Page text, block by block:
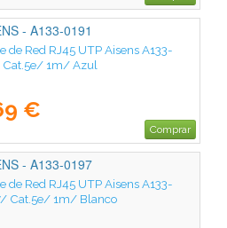
- A133-0191
de Red RJ45 UTP Aisens A133-
Cat.5e/ 1m/ Azul
€
Comprar
- A133-0197
de Red RJ45 UTP Aisens A133-
Cat.5e/ 1m/ Blanco